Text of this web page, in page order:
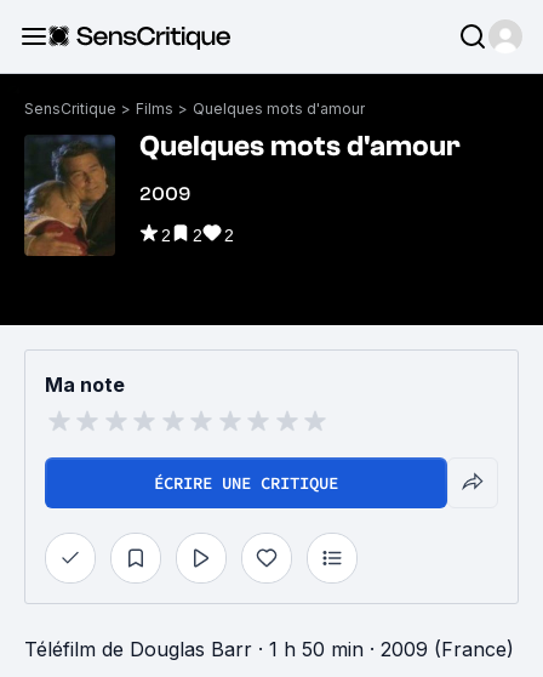
SensCritique > Films > Quelques mots d'amour
Quelques mots d'amour
2009
2 2 2
Ma note
ÉCRIRE UNE CRITIQUE
Téléfilm de Douglas Barr · 1 h 50 min · 2009 (France)